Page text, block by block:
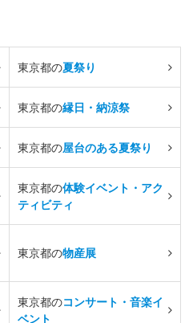
東京都の夏祭り
東京都の縁日・納涼祭
東京都の屋台のある夏祭り
東京都の体験イベント・アク
ティビティ
東京都の物産展
東京都のコンサート・音楽イ
ベント